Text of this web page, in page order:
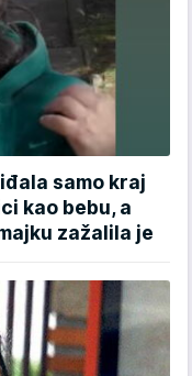
samo kraj
kao bebu, a
zažalila je